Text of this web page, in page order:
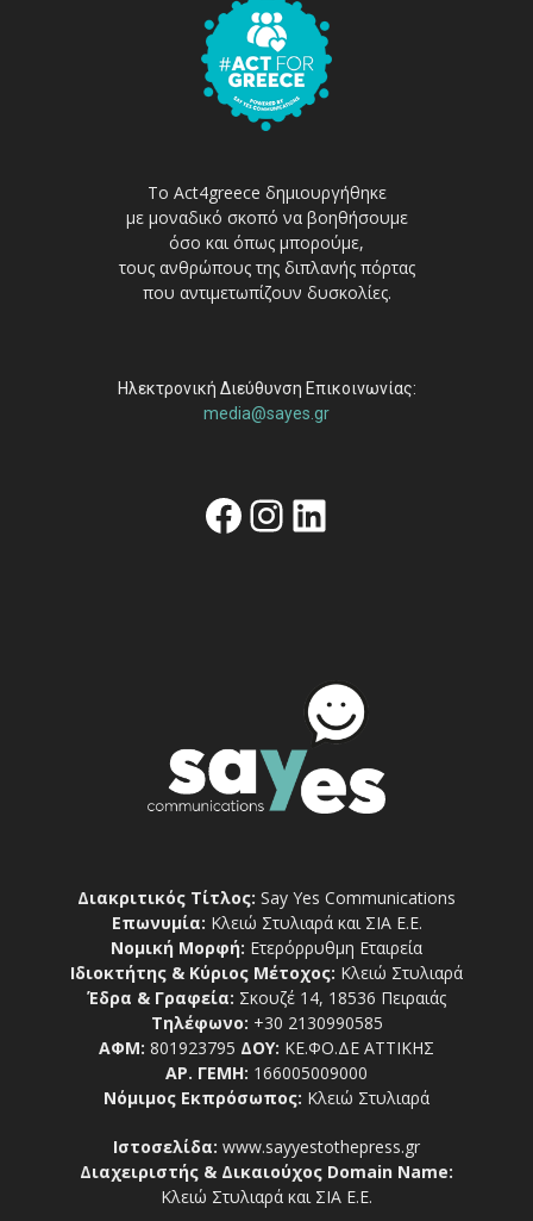
Το Act4greece δημιουργήθηκε
με μοναδικό σκοπό να βοηθήσουμε
όσο και όπως μπορούμε,
τους ανθρώπους της διπλανής πόρτας
που αντιμετωπίζουν δυσκολίες.
Ηλεκτρονική Διεύθυνση Επικοινωνίας:
media@sayes.gr
Facebook
Instagram
Linkedin
Διακριτικός Τίτλος: Say Yes Communications
Επωνυμία: Κλειώ Στυλιαρά και ΣΙΑ Ε.Ε.
Νομική Μορφή: Ετερόρρυθμη Εταιρεία
Ιδιοκτήτης & Κύριος Μέτοχος: Κλειώ Στυλιαρά
Έδρα & Γραφεία: Σκουζέ 14, 18536 Πειραιάς
Τηλέφωνο: +30 2130990585
ΑΦΜ: 801923795 ΔΟΥ: ΚΕ.ΦΟ.ΔΕ ΑΤΤΙΚΗΣ
ΑΡ. ΓΕΜΗ: 166005009000
Νόμιμος Εκπρόσωπος: Κλειώ Στυλιαρά
Ιστοσελίδα: www.sayyestothepress.gr
Διαχειριστής & Δικαιούχος Domain Name:
Κλειώ Στυλιαρά και ΣΙΑ Ε.Ε.